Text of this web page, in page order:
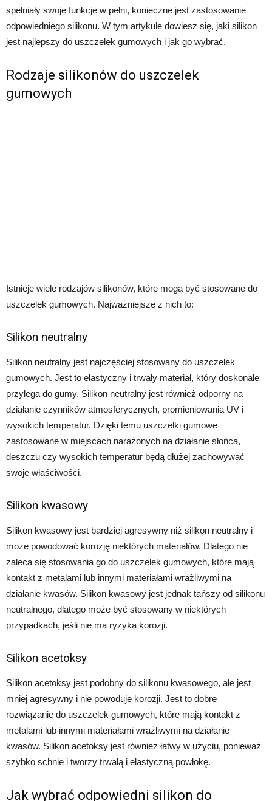
spełniały swoje funkcje w pełni, konieczne jest zastosowanie
odpowiedniego silikonu. W tym artykule dowiesz się, jaki silikon
jest najlepszy do uszczelek gumowych i jak go wybrać.
Rodzaje silikonów do uszczelek
gumowych
Istnieje wiele rodzajów silikonów, które mogą być stosowane do
uszczelek gumowych. Najważniejsze z nich to:
Silikon neutralny
Silikon neutralny jest najczęściej stosowany do uszczelek
gumowych. Jest to elastyczny i trwały materiał, który doskonale
przylega do gumy. Silikon neutralny jest również odporny na
działanie czynników atmosferycznych, promieniowania UV i
wysokich temperatur. Dzięki temu uszczelki gumowe
zastosowane w miejscach narażonych na działanie słońca,
deszczu czy wysokich temperatur będą dłużej zachowywać
swoje właściwości.
Silikon kwasowy
Silikon kwasowy jest bardziej agresywny niż silikon neutralny i
może powodować korozję niektórych materiałów. Dlatego nie
zaleca się stosowania go do uszczelek gumowych, które mają
kontakt z metalami lub innymi materiałami wrażliwymi na
działanie kwasów. Silikon kwasowy jest jednak tańszy od silikonu
neutralnego, dlatego może być stosowany w niektórych
przypadkach, jeśli nie ma ryzyka korozji.
Silikon acetoksy
Silikon acetoksy jest podobny do silikonu kwasowego, ale jest
mniej agresywny i nie powoduje korozji. Jest to dobre
rozwiązanie do uszczelek gumowych, które mają kontakt z
metalami lub innymi materiałami wrażliwymi na działanie
kwasów. Silikon acetoksy jest również łatwy w użyciu, ponieważ
szybko schnie i tworzy trwałą i elastyczną powłokę.
Jak wybrać odpowiedni silikon do